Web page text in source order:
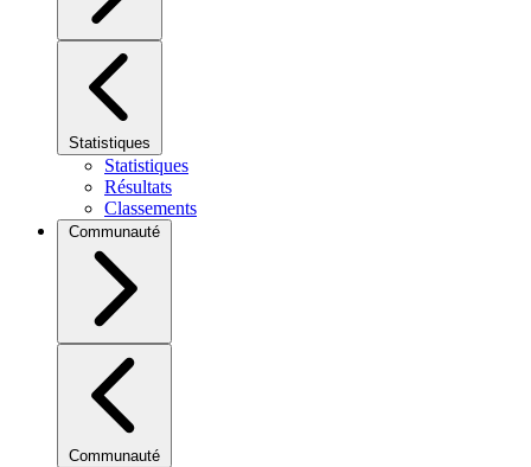
Statistiques
Statistiques
Résultats
Classements
Communauté
Communauté